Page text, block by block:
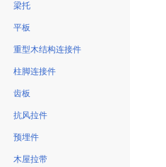
梁托
平板
重型木结构连接件
柱脚连接件
齿板
抗风拉件
预埋件
木屋拉带